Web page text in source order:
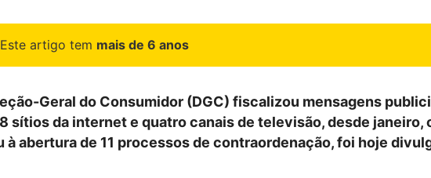
Este artigo tem mais de 6 anos
Geral do Consumidor (DGC) fiscalizou mensagens
sítios da internet e quatro canais de televisão, desde janeiro,
à abertura de 11 processos de contraordenação, foi hoje